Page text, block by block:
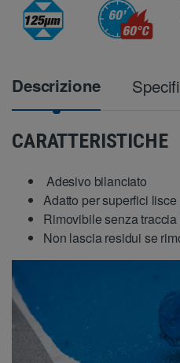
Descrizione
CARATTERISTICHE
Adesivo bilanciato
Adatto per superfici
Rimovibile senza
Non lascia residui se